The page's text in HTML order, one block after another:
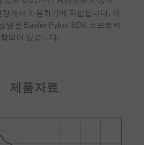
에서 사용하기에 적합합니다. 제
받은 Basler Pylon SDK 소프트웨
되어 있습니다.
제품자료